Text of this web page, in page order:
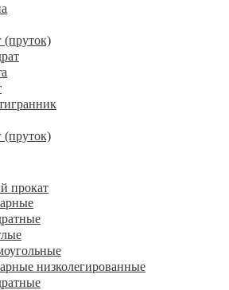
(пруток)
(пруток)
прокат
низколегированные